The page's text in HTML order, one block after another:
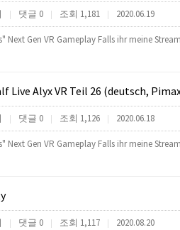
| 댓글 0 | 조회 1,181 | 2020.06.19
Next Gen VR Gameplay Falls ihr meine
Live Alyx VR Teil 26 (deutsch, Pimax,
| 댓글 0 | 조회 1,126 | 2020.06.18
Next Gen VR Gameplay Falls ihr meine
| 댓글 0 | 조회 1,117 | 2020.08.20